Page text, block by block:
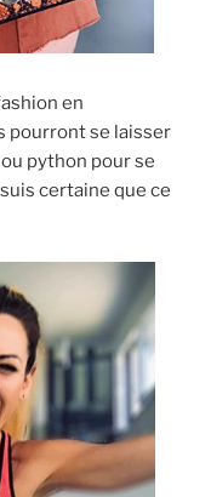
en
pourront se laisser
python pour se
certaine que ce